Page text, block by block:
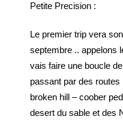
Petite Precision :
Le premier trip vera
septembre .. appelons
vais faire une boucle
passant par des
broken hill – coober
desert du sable et des